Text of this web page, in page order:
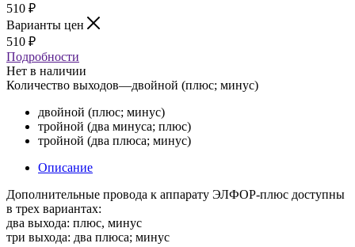
510 ₽
Варианты цен
510 ₽
Подробности
Нет в наличии
Количество выходов—двойной (плюс; минус)
двойной (плюс; минус)
тройной (два минуса; плюс)
тройной (два плюса; минус)
Описание
Дополнительные провода к аппарату ЭЛФОР-плюс доступны
в трех вариантах:
два выхода: плюс, минус
три выхода: два плюса; минус